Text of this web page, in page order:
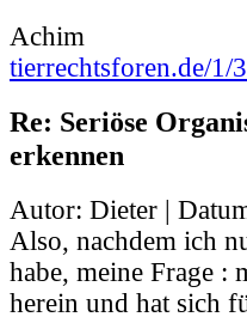
Achim
tierrechtsforen.de/1/
Re: Seriöse
erkennen
Autor: Dieter |
Also, nachdem ich
habe, meine Frage :
herein und hat